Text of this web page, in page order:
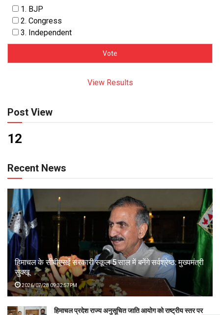
1. BJP
2. Congress
3. Independent
View Results
Post View
12
Recent News
हिमाचल के सीबीएसई सरकारी स्कूल 5 साल में बनेंगे सर्वश्रेष्ठ: मुख्यमंत्री
सुक्खू
2026/07/28 09:32:57PM
हिमाचल प्रदेश राज्य अनुसूचित जाति आयोग को राष्ट्रीय स्तर पर